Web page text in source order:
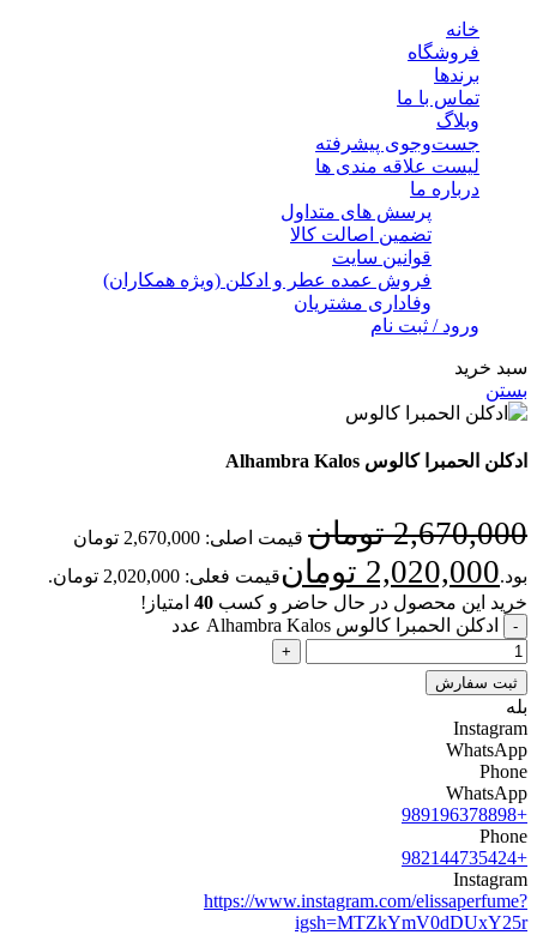
خانه
فروشگاه
برندها
تماس با ما
وبلاگ
جست‌وجوی پیشرفته
لیست علاقه مندی ها
درباره ما
پرسش های متداول
تضمین اصالت کالا
قوانین سایت
فروش عمده عطر و ادکلن (ویژه همکاران)
وفاداری مشتریان
ورود / ثبت نام
سبد خرید
بستن
ادکلن الحمبرا کالوس Alhambra Kalos
2,670,000 تومان
قیمت اصلی: 2,670,000 تومان
بود.2,020,000 تومانقیمت فعلی: 2,020,000 تومان.
خرید این محصول در حال حاضر و کسب 40 امتیاز!
ادکلن الحمبرا کالوس Alhambra Kalos عدد
ثبت سفارش
بله
Instagram
WhatsApp
Phone
WhatsApp
+989196378898
Phone
+982144735424
Instagram
https://www.instagram.com/elissaperfume?
igsh=MTZkYmV0dDUxY25r